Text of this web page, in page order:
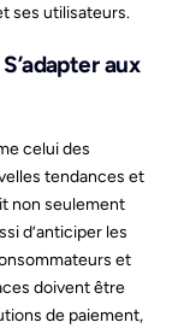
ses utilisateurs.
aux
celui des
tendances et
non seulement
d’anticiper les
et
doivent être
de paiement,